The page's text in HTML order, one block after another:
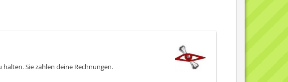
Sie zahlen deine Rechnungen.